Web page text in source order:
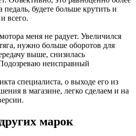
будете больше крутить и
всего.
меня не радует. Увеличился
нужно больше оборотов для
выше, снизилась
неисправный
специалиста, о выходе его из
в магазине, легко сделаем и на
марок